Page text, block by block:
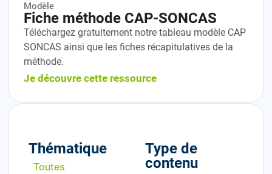
Thématique
Toutes
Type de
contenu
Modèle
Fiche méthode CAP-SONCAS
Téléchargez gratuitement notre tableau modèle CAP
SONCAS ainsi que les fiches récapitulatives de la
méthode.
Je découvre cette ressource